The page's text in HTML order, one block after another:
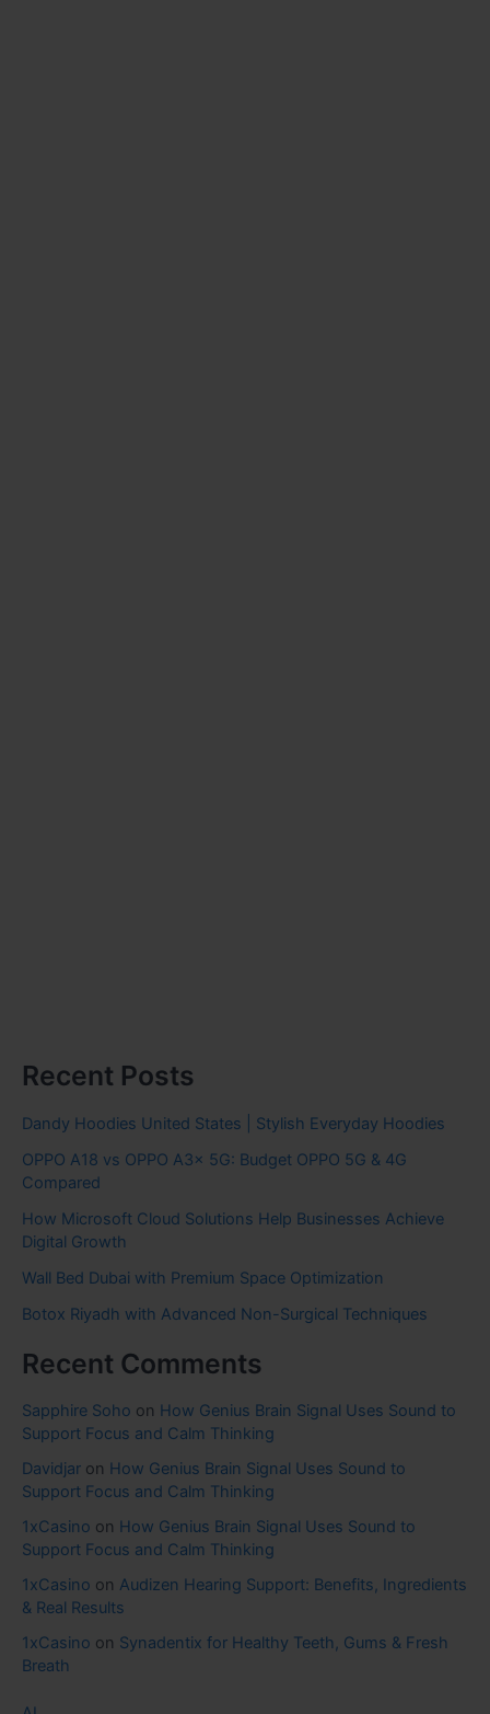
Recent Posts
Dandy Hoodies United States | Stylish Everyday Hoodies
OPPO A18 vs OPPO A3x 5G: Budget OPPO 5G & 4G
Compared
How Microsoft Cloud Solutions Help Businesses Achieve
Digital Growth
Wall Bed Dubai with Premium Space Optimization
Botox Riyadh with Advanced Non-Surgical Techniques
Recent Comments
Sapphire Soho on How Genius Brain Signal Uses Sound to
Support Focus and Calm Thinking
Davidjar on How Genius Brain Signal Uses Sound to
Support Focus and Calm Thinking
1xCasino on How Genius Brain Signal Uses Sound to
Support Focus and Calm Thinking
1xCasino on Audizen Hearing Support: Benefits, Ingredients
& Real Results
1xCasino on Synadentix for Healthy Teeth, Gums & Fresh
Breath